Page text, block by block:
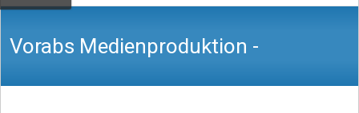
Vorabs Medienproduktion -